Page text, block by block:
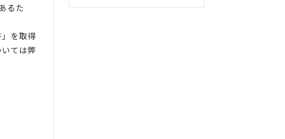
るた
を取得
ては弊